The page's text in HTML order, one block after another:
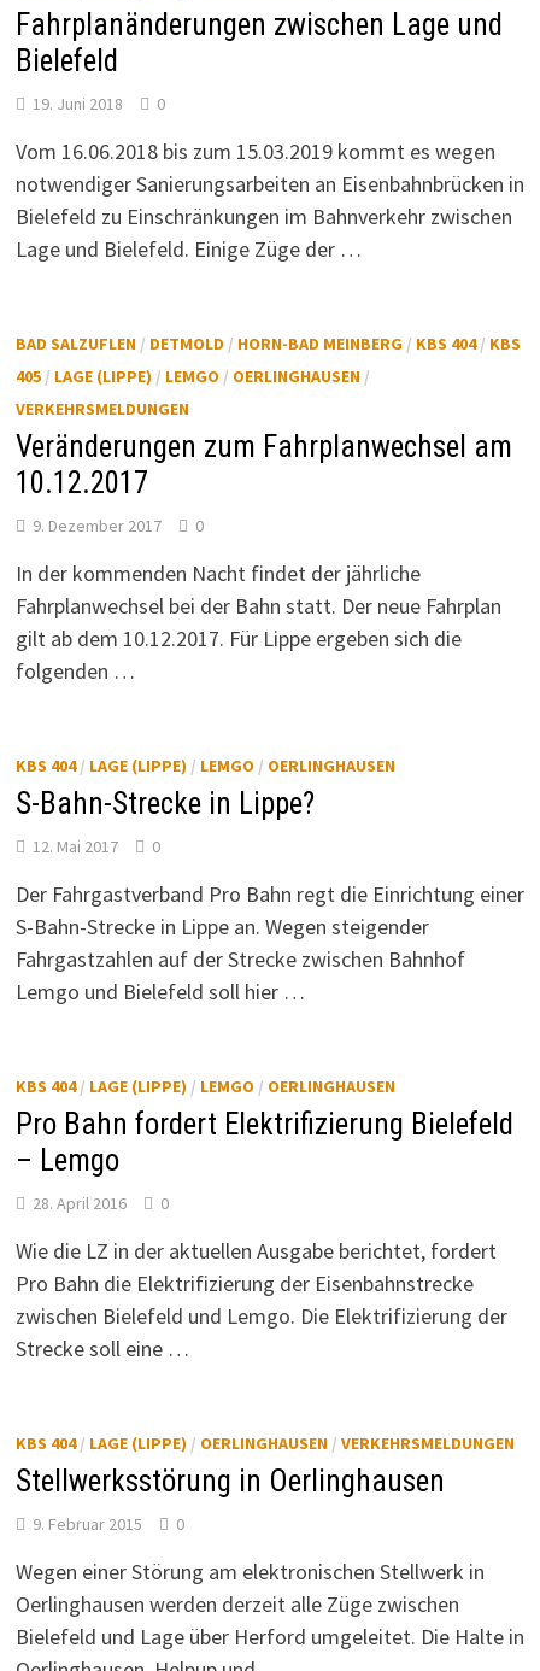
Fahrplanänderungen zwischen Lage und
Bielefeld
19. Juni 2018 0
Vom 16.06.2018 bis zum 15.03.2019 kommt es wegen
notwendiger Sanierungsarbeiten an Eisenbahnbrücken in
Bielefeld zu Einschränkungen im Bahnverkehr zwischen
Lage und Bielefeld. Einige Züge der …
BAD SALZUFLEN/ DETMOLD / HORN-BAD MEINBERG/ KBS 404/ KBS
405/ LAGE (LIPPE) / LEMGO / OERLINGHAUSEN/
VERKEHRSMELDUNGEN
Veränderungen zum Fahrplanwechsel am
10.12.2017
9. Dezember 2017 0
In der kommenden Nacht findet der jährliche
Fahrplanwechsel bei der Bahn statt. Der neue Fahrplan
gilt ab dem 10.12.2017. Für Lippe ergeben sich die
folgenden …
KBS 404/ LAGE (LIPPE) / LEMGO / OERLINGHAUSEN
S-Bahn-Strecke in Lippe?
12. Mai 2017 0
Der Fahrgastverband Pro Bahn regt die Einrichtung einer
S-Bahn-Strecke in Lippe an. Wegen steigender
Fahrgastzahlen auf der Strecke zwischen Bahnhof
Lemgo und Bielefeld soll hier …
KBS 404/ LAGE (LIPPE) / LEMGO / OERLINGHAUSEN
Pro Bahn fordert Elektrifizierung Bielefeld
– Lemgo
28. April 2016 0
Wie die LZ in der aktuellen Ausgabe berichtet, fordert
Pro Bahn die Elektrifizierung der Eisenbahnstrecke
zwischen Bielefeld und Lemgo. Die Elektrifizierung der
Strecke soll eine …
KBS 404/ LAGE (LIPPE) / OERLINGHAUSEN/ VERKEHRSMELDUNGEN
Stellwerksstörung in Oerlinghausen
9. Februar 2015 0
Wegen einer Störung am elektronischen Stellwerk in
Oerlinghausen werden derzeit alle Züge zwischen
Bielefeld und Lage über Herford umgeleitet. Die Halte in